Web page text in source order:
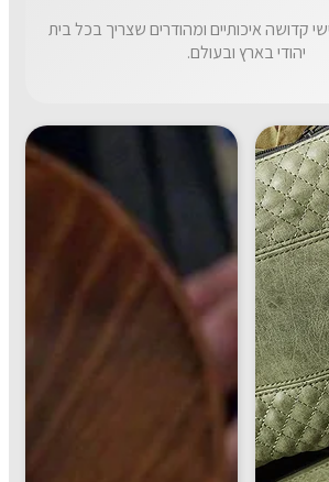
קדושה איכותיים ומהודרים שצריך בכל בית
יהודי בארץ ובעולם.